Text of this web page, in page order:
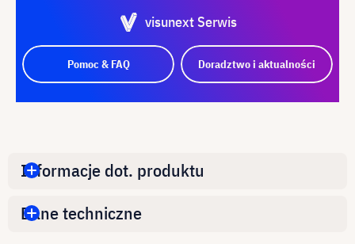
visunext Serwis
Pomoc & FAQ Doradztwo i aktualności
Informacje dot. produktu
Dane techniczne